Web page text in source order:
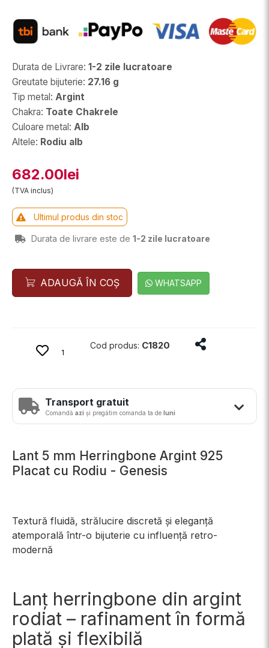
Durata de Livrare: 1-2 zile lucratoare
Greutate bijuterie: 27.16 g
Tip metal: Argint
Chakra: Toate Chakrele
Culoare metal: Alb
Altele: Rodiu alb
682.00lei
(TVA inclus)
Ultimul produs din stoc
Durata de livrare este de 1-2 zile lucratoare
ADAUGĂ ÎN COȘ WHATSAPP
1
Cod produs: C1820 Distribuie
Transport gratuit
Comandă azi și pregătim comanda ta de luni
Lant 5 mm Herringbone Argint 925
Placat cu Rodiu - Genesis
Textură fluidă, strălucire discretă și eleganță
atemporală într-o bijuterie cu influență retro-
modernă
Lanț herringbone din argint
rodiat – rafinament în formă
plată și flexibilă